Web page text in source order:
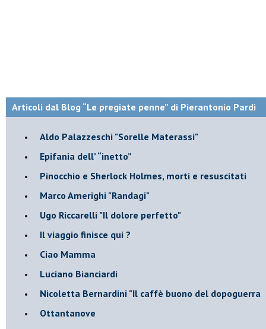
Articoli dal Blog “Le pregiate penne” di Pierantonio Pardi
​Aldo Palazzeschi "Sorelle Materassi"
​Epifania dell’ “inetto”
Pinocchio e Sherlock Holmes, morti e resuscitati
​Marco Amerighi "Randagi"
Ugo Riccarelli "Il dolore perfetto"
​Il viaggio finisce qui ?
​Ciao Mamma
​Luciano Bianciardi
​Nicoletta Bernardini "Il caffè buono del dopoguerra
​Ottantanove